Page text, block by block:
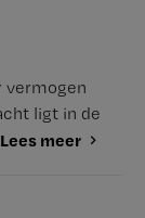
vermogen
ligt in de
Lees meer